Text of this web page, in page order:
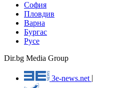
София
Пловдив
Варна
Бургас
Русе
Dir.bg Media Group
3e-news.net